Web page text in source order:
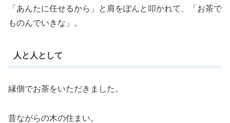
「あんたに任せるから」と肩をぽんと叩かれて、「お茶で
ものんでいきな」。
人と人として
縁側でお茶をいただきました。
昔ながらの木の住まい。